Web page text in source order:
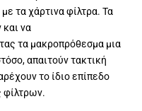
τα χάρτινα φίλτρα. Τα
να
τα μακροπρόθεσμα μια
απαιτούν τακτική
το ίδιο επίπεδο
φίλτρων.